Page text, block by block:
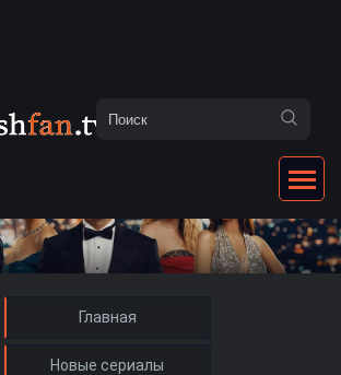
Главная
Новые сериалы